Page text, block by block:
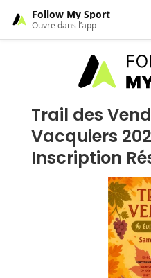
Trail des
Vacquiers
Inscription
Follow My Sport
Ouvre dans l’app